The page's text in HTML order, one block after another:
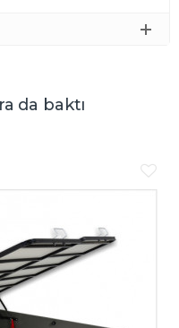
da baktı